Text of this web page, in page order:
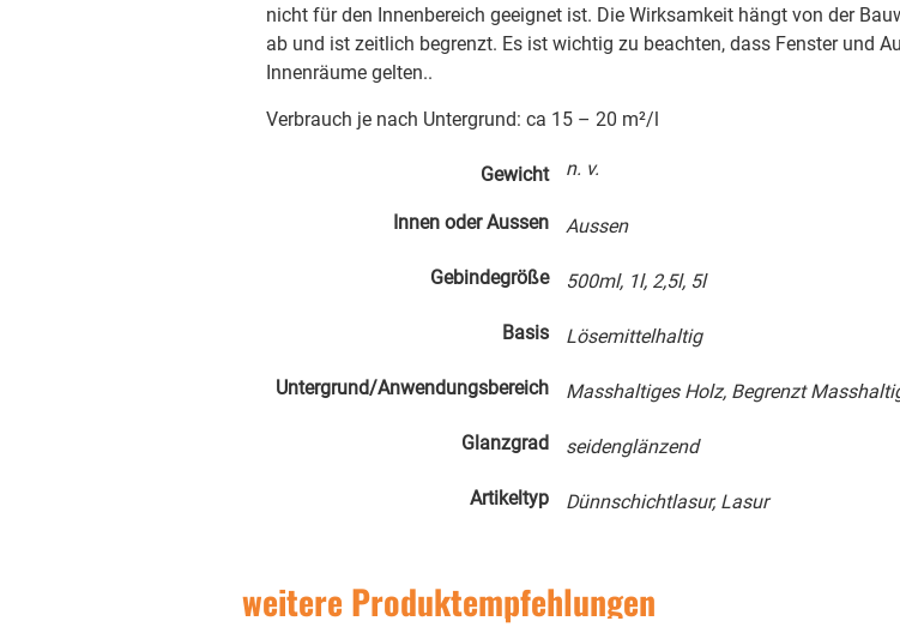
nicht für den Innenbereich geeignet ist. Die Wirksamkeit hängt von der
ab und ist zeitlich begrenzt. Es ist wichtig zu beachten, dass Fenster und
Innenräume gelten..
Verbrauch je nach Untergrund: ca 15 – 20 m²/l
Gewicht n. v.
Innen oder Aussen Aussen
Gebindegröße 500ml, 1l, 2,5l, 5l
Basis Lösemittelhaltig
Untergrund/Anwendungsbereich Masshaltiges Holz, Begrenzt
Glanzgrad seidenglänzend
Artikeltyp Dünnschichtlasur, Lasur
weitere Produktempfehlungen